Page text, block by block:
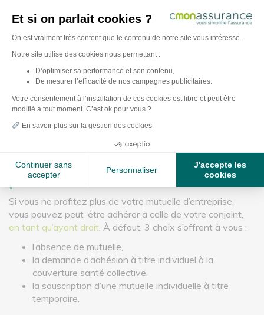
de gérer les adhésions et radiations auprès de l’organisme
tenant du contrat groupe (mutuelle, assureur ou organisme
Que faire si vous ne
bénéficiez plus de la
mutuelle entreprise,
pendant le congé
parental ?
Si vous ne profitez plus de votre mutuelle d’entreprise,
vous pouvez peut-être adhérer à celle de votre conjoint,
en tant qu’ayant droit . À défaut, 3 choix s’offrent à vous :
l’absence de mutuelle,
la demande d’adhésion à titre individuel à la
couverture santé collective,
la souscription d’une mutuelle individuelle à titre
temporaire.
Et si on parlait cookies ?
Plateforme de Gestion du Consentement :
On est vraiment très content que le contenu de notre site vous intéresse.
Notre site utilise des cookies nous permettant :
D’optimiser sa performance et son contenu,
De mesurer l’efficacité de nos campagnes publicitaires.
Votre consentement à l’installation de ces cookies est libre et peut être
modifié à tout moment. C’est ok pour vous ?
En savoir plus sur la gestion des cookies
Continuer sans
accepter
Personnaliser
J'accepte les
cookies